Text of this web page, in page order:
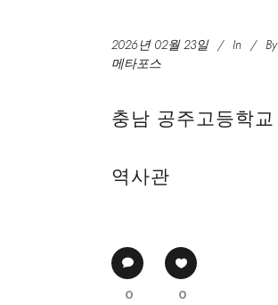
2026년 02월 23일 In
By
메타포스
충남 공주고등학교
역사관
0 0